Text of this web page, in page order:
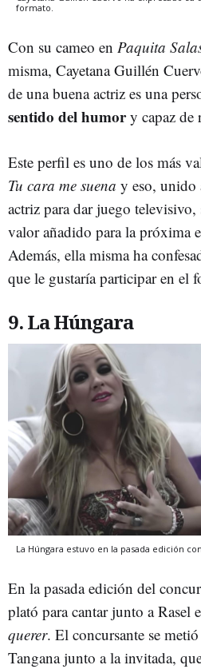
formato.
Con su cameo en Paquita
misma, Cayetana Guillén
de una buena actriz es una
sentido del humory capaz de
Este perfil es uno de los más
Tu cara me suena y eso, unido
actriz para dar juego
valor añadido para la próxima
Además, ella misma ha
que le gustaría participar en el
9. La Húngara
La Húngara estuvo en la pasada edición
En la pasada edición del
plató para cantar junto a Rasel
querer. El concursante se
Tangana junto a la invitada,